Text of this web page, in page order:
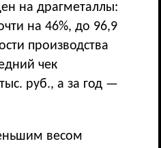
на драгметаллы:
на 46%, до 96,9
производства
чек
руб., а за год —
весом